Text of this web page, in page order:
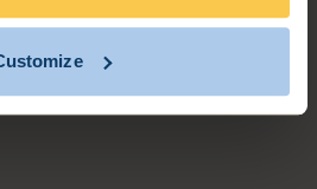
communicatie,
en noodplannen.
uit tot een digitale
Niet als doel op zich,
veld beter vast te houden en